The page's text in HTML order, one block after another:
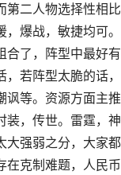
第二人物选择性相
，爆战，敏捷均可
合了，阵型中最好
，若阵型太脆的话
讽等。资源方面主
装，传世。雷霆，
大强弱之分，大家
在克制难题，人民